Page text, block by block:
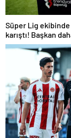
Süper Lig ekibinde
karıştı! Başkan
dayanamadı